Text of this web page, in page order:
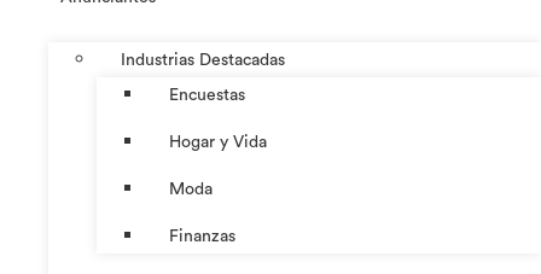
Industrias Destacadas
Encuestas
Hogar y Vida
Moda
Finanzas